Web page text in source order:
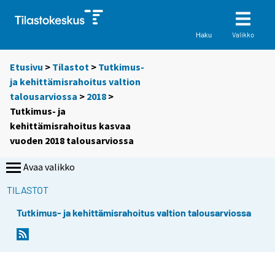
Haku Valikko
Etusivu > Tilastot > Tutkimus-
ja kehittämisrahoitus valtion
talousarviossa > 2018 >
Tutkimus- ja
kehittämisrahoitus kasvaa
vuoden 2018 talousarviossa
Avaa valikko
TILASTOT
Tutkimus- ja kehittämisrahoitus valtion talousarviossa